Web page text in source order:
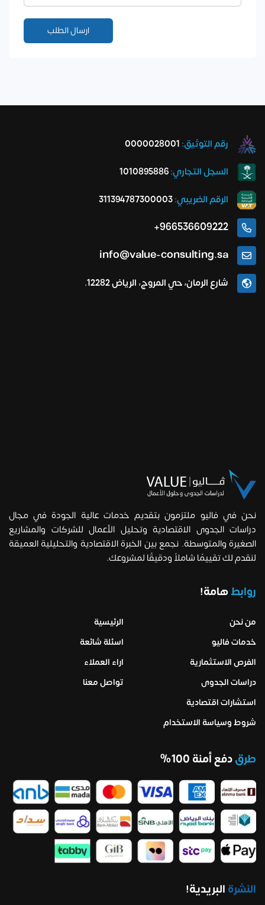
رقم التوثيق: 0000028001
السجل التجاري:1010895886
الرقم الضريبي:311394787300003
966536609222+
info@value-consulting.sa
شارع الرمان، حي المروج، الرياض 12282.
نحن في فاليو ملتزمون بتقديم خدمات عالية الجودة في مجال
دراسات الجدوى الاقتصادية وتحليل الأعمال للشركات والمشاريع
الصغيرة والمتوسطة. نجمع بين الخبرة الاقتصادية والتحليلية العميقة
لنقدم لك تقييمًا شاملاً ودقيقًا لمشروعك.
روابطهامة!
من نحن
خدمات فاليو
الفرص الاستثمارية
دراسات الجدوى
استشارات اقتصادية
شروط وسياسة الاستخدام
الرئيسية
اسئلة شائعة
اراء العملاء
تواصل معنا
طرقدفع أمنة 100%
النشرة البريدية!